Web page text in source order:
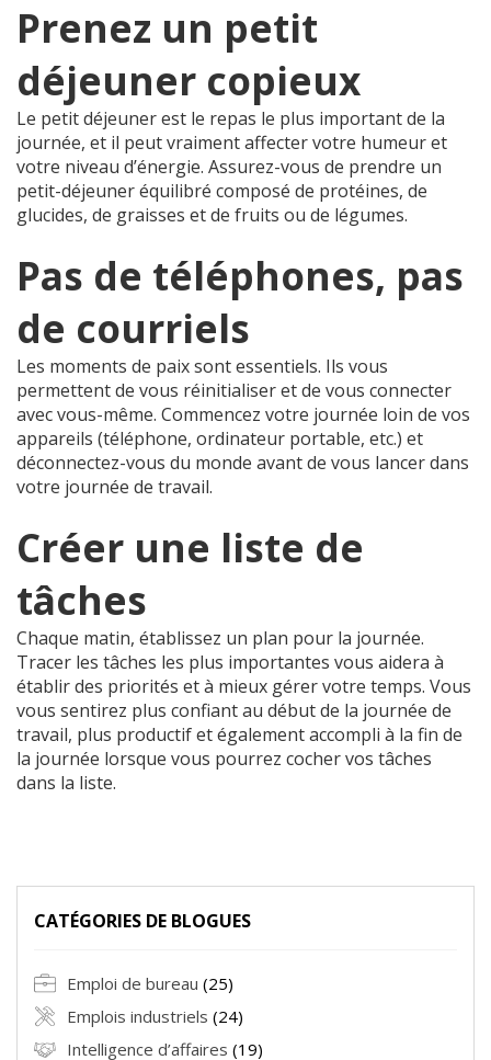
Prenez un petit
déjeuner copieux
Le petit déjeuner est le repas le plus important de la
journée, et il peut vraiment affecter votre humeur et
votre niveau d’énergie. Assurez-vous de prendre un
petit-déjeuner équilibré composé de protéines, de
glucides, de graisses et de fruits ou de légumes.
Pas de téléphones, pas
de courriels
Les moments de paix sont essentiels. Ils vous
permettent de vous réinitialiser et de vous connecter
avec vous-même. Commencez votre journée loin de vos
appareils (téléphone, ordinateur portable, etc.) et
déconnectez-vous du monde avant de vous lancer dans
votre journée de travail.
Créer une liste de
tâches
Chaque matin, établissez un plan pour la journée.
Tracer les tâches les plus importantes vous aidera à
établir des priorités et à mieux gérer votre temps. Vous
vous sentirez plus confiant au début de la journée de
travail, plus productif et également accompli à la fin de
la journée lorsque vous pourrez cocher vos tâches
dans la liste.
CATÉGORIES DE BLOGUES
Emploi de bureau (25)
Emplois industriels (24)
Intelligence d’affaires (19)